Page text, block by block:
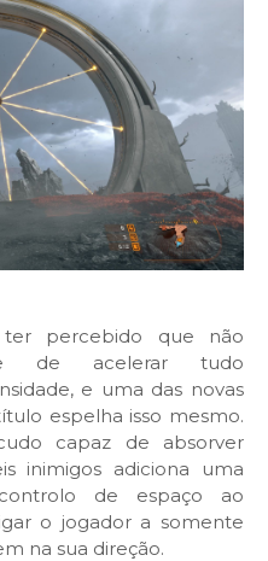
ter percebido que não
de acelerar tudo
e uma das novas
espelha isso mesmo.
capaz de absorver
inimigos adiciona uma
de espaço ao
o jogador a somente
na sua direção.